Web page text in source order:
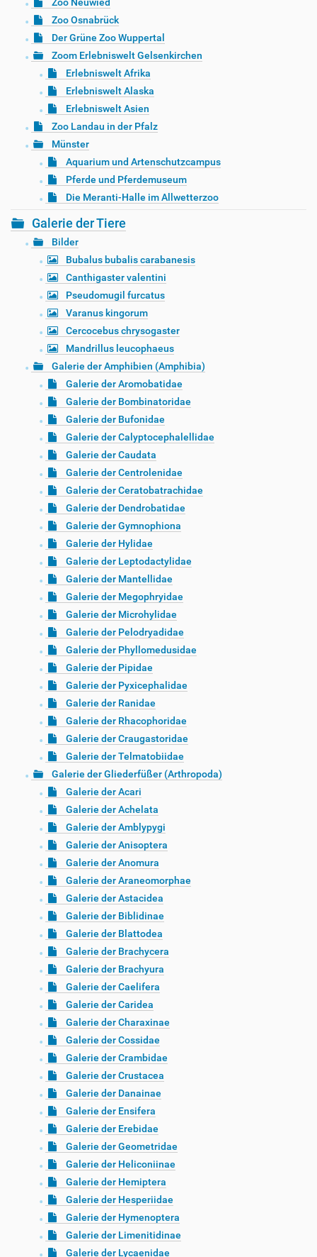
Zoo Neuwied
Zoo Osnabrück
Der Grüne Zoo Wuppertal
Zoom Erlebniswelt Gelsenkirchen
Erlebniswelt Afrika
Erlebniswelt Alaska
Erlebniswelt Asien
Zoo Landau in der Pfalz
Münster
Aquarium und Artenschutzcampus
Pferde und Pferdemuseum
Die Meranti-Halle im Allwetterzoo
Galerie der Tiere
Bilder
Bubalus bubalis carabanesis
Canthigaster valentini
Pseudomugil furcatus
Varanus kingorum
Cercocebus chrysogaster
Mandrillus leucophaeus
Galerie der Amphibien (Amphibia)
Galerie der Aromobatidae
Galerie der Bombinatoridae
Galerie der Bufonidae
Galerie der Calyptocephalellidae
Galerie der Caudata
Galerie der Centrolenidae
Galerie der Ceratobatrachidae
Galerie der Dendrobatidae
Galerie der Gymnophiona
Galerie der Hylidae
Galerie der Leptodactylidae
Galerie der Mantellidae
Galerie der Megophryidae
Galerie der Microhylidae
Galerie der Pelodryadidae
Galerie der Phyllomedusidae
Galerie der Pipidae
Galerie der Pyxicephalidae
Galerie der Ranidae
Galerie der Rhacophoridae
Galerie der Craugastoridae
Galerie der Telmatobiidae
Galerie der Gliederfüßer (Arthropoda)
Galerie der Acari
Galerie der Achelata
Galerie der Amblypygi
Galerie der Anisoptera
Galerie der Anomura
Galerie der Araneomorphae
Galerie der Astacidea
Galerie der Biblidinae
Galerie der Blattodea
Galerie der Brachycera
Galerie der Brachyura
Galerie der Caelifera
Galerie der Caridea
Galerie der Charaxinae
Galerie der Cossidae
Galerie der Crambidae
Galerie der Crustacea
Galerie der Danainae
Galerie der Ensifera
Galerie der Erebidae
Galerie der Geometridae
Galerie der Heliconiinae
Galerie der Hemiptera
Galerie der Hesperiidae
Galerie der Hymenoptera
Galerie der Limenitidinae
Galerie der Lycaenidae